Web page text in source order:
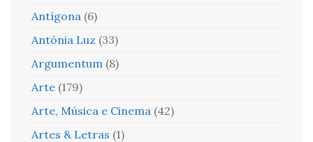
Antígona (6)
Antónia Luz (33)
Argumentum (8)
Arte (179)
Arte, Música e Cinema (42)
Artes & Letras (1)